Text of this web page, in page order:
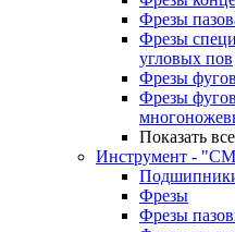
Фрезы
Фрезы
угловых пов
Фрезы
Фрезы
Показать все
Инструмент -
Фрезы
Фрезы